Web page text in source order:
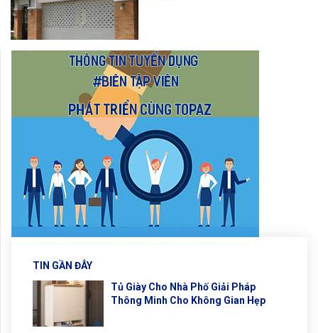
TIN GẦN ĐÂY
Tủ Giày Cho Nhà Phố Giải Pháp
Thông Minh Cho Không Gian Hẹp